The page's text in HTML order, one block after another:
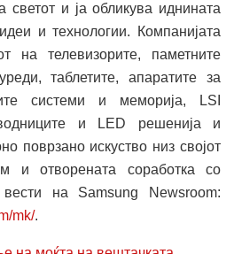
светот и ја обликува иднината
и технологии. Компанијата
на телевизорите, паметните
таблетите, апаратите за
системи и меморија, LSI
и LED решенија и
поврзано искуство низ својот
и отворената соработка со
вести на Samsung Newsroom:
mk/.